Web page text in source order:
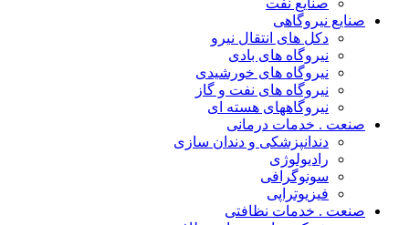
صنایع نفت
صنایع نیروگاهی
دکل های انتقال نیرو
نیروگاه های بادی
نیروگاه های خورشیدی
نیروگاه های نفت و گاز
نیروگاههای هسته ای
صنعت . خدمات درمانی
دندانپزشکی و دندان سازی
رادیولوژی
سونوگرافی
فیزیوتراپی
صنعت . خدمات نظافتی